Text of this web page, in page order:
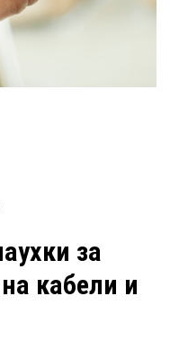
за
кабели и